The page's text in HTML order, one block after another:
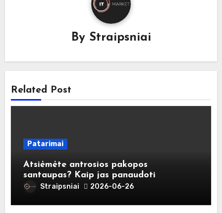
By Straipsniai
Related Post
Patarimai
Atsiėmėte antrosios pakopos
santaupas? Kaip jas panaudoti
atsakingai?
Straipsniai 2026-06-26